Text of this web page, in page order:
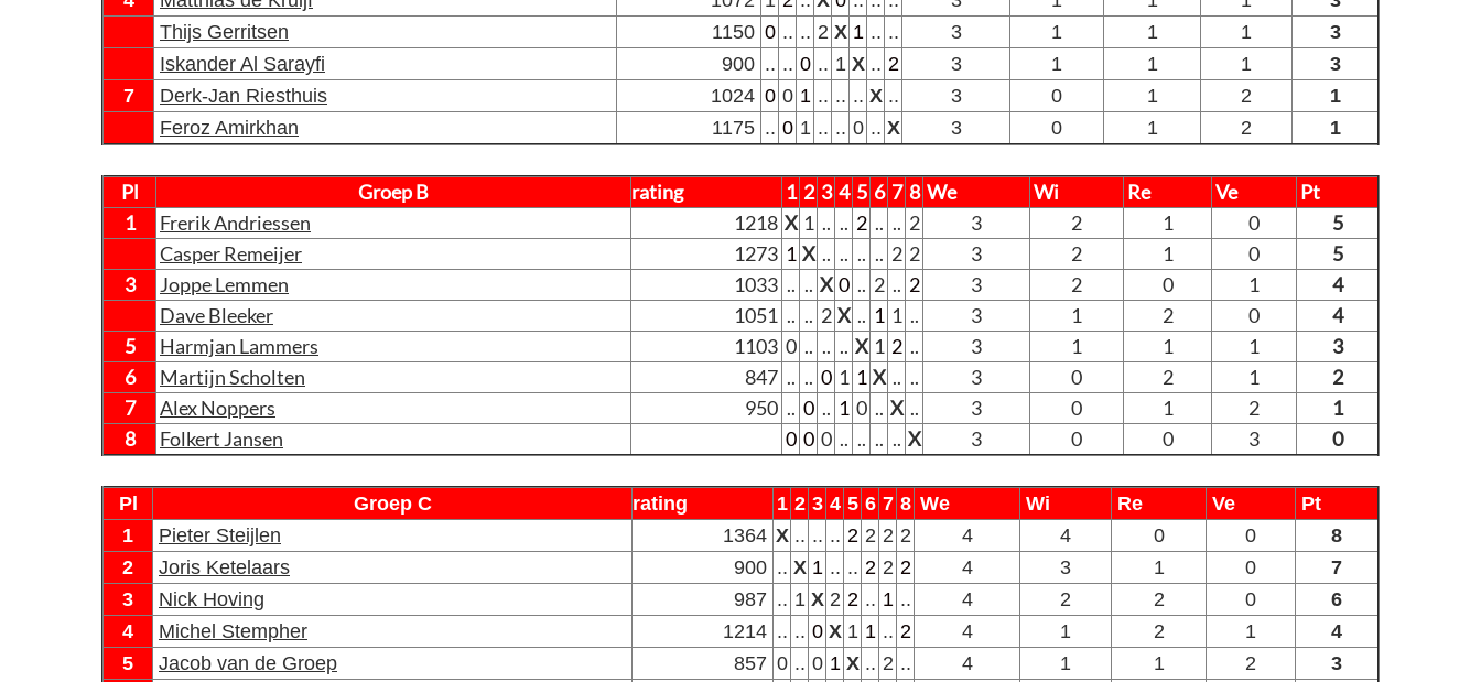
Thijs Gerritsen
1150 0 .. .. 2 X 1 .. .. 3 1 1 1
3
Iskander Al Sarayfi
900 .. .. 0 .. 1 X .. 2 3 1 1 1
3
7
Derk-Jan Riesthuis 1024 0 0 1 .. .. .. X .. 3 0 1 2
1
Feroz Amirkhan
1175 .. 0 1 .. .. 0 .. X 3 0 1 2 1
Pl Groep B rating 1 2 3 4 5 6 7 8 We Wi Re Ve
Pt
1
Frerik Andriessen 1218 X 1 .. .. 2 .. .. 2 3 2 1 0
5
Casper Remeijer
1273 1 X .. .. .. .. 2 2 3 2 1 0
5
3
Joppe Lemmen 1033 .. .. X 0 .. 2 .. 2 3 2 0 1
4
Dave Bleeker
1051 .. .. 2 X .. 1 1 .. 3 1 2 0
4
5
Harmjan Lammers 1103 0 .. .. .. X 1 2 .. 3 1 1 1
3
6
Martijn Scholten 847 .. .. 0 1 1 X .. .. 3 0 2 1
2
7
Alex Noppers 950 .. 0 .. 1 0 .. X .. 3 0 1 2
1
8
Folkert Jansen 0 0 0 .. .. .. .. X 3 0 0 3 0
Pl Groep C rating 1 2 3 4 5 6 7 8 We Wi Re Ve
Pt
1
Pieter Steijlen 1364 X .. .. .. 2 2 2 2 4 4 0 0
8
2
Joris Ketelaars 900 .. X 1 .. .. 2 2 2 4 3 1 0
7
3
Nick Hoving 987 .. 1 X 2 2 .. 1 .. 4 2 2 0
6
4
Michel Stempher 1214 .. .. 0 X 1 1 .. 2 4 1 2 1
4
5
Jacob van de Groep 857 0 .. 0 1 X .. 2 .. 4 1 1 2
3